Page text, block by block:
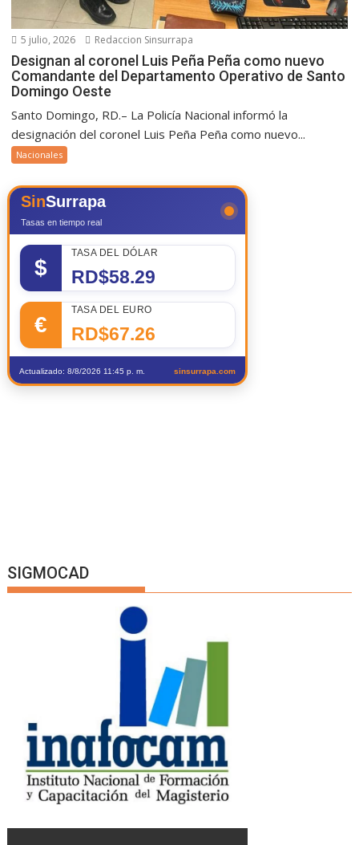
5 julio, 2026 Redaccion Sinsurrapa
Designan al coronel Luis Peña Peña como nuevo
Comandante del Departamento Operativo de Santo
Domingo Oeste
Santo Domingo, RD.– La Policía Nacional informó la
designación del coronel Luis Peña Peña como nuevo...
Nacionales
SinSurrapa
Tasas en tiempo real
$
TASA DEL DÓLAR
RD$58.29
€
TASA DEL EURO
RD$67.26
Actualizado: 8/8/2026 11:45 p. m. sinsurrapa.com
SIGMOCAD